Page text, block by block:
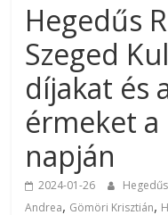
Hegedűs
Szeged
díjakat és
érmeket
napján
2024-01-26
Andrea, Gömöri Krisztián,